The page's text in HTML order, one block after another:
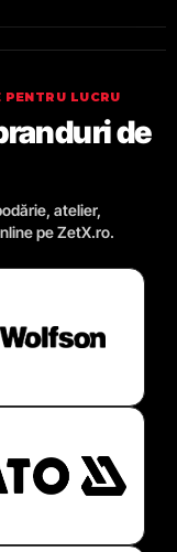
LUCRU
de
atelier,
pe ZetX.ro.